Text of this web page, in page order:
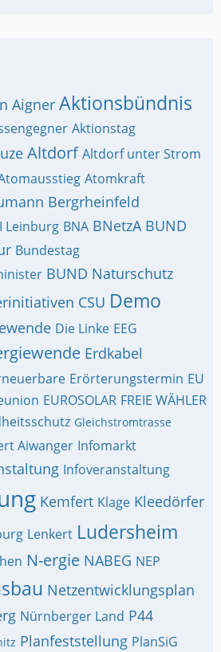
Aigner Aktionsbündnis
Aktionstag
Altdorf Altdorf unter Strom
Atomkraft
Bergrheinfeld
Leinburg BNA BNetzA BUND
Bundestag
BUND Naturschutz
CSU Demo
Die Linke EEG
Erdkabel
Erörterungstermin EU
EUROSOLAR FREIE WÄHLER
Gleichstromtrasse
Aiwanger Infomarkt
Infoveranstaltung
Kemfert Klage Kleedörfer
Lenkert Ludersheim
N-ergie NABEG NEP
Netzentwicklungsplan
Nürnberger Land P44
Planfeststellung PlanSiG